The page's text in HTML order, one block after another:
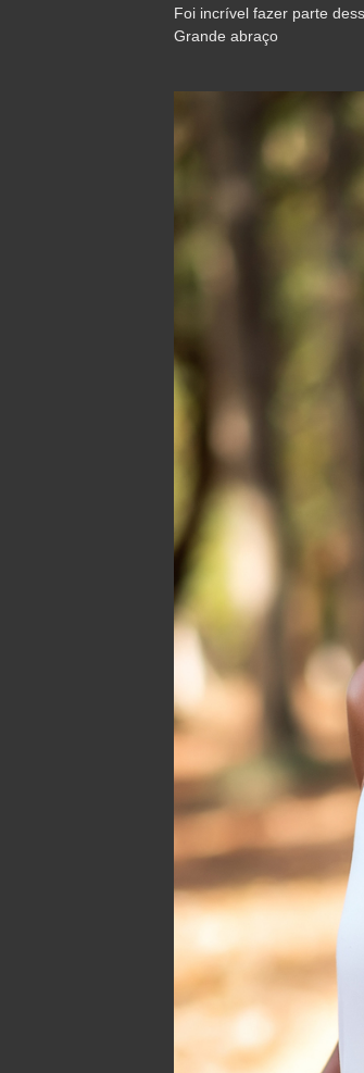
Foi incrível fazer parte
Grande abraço